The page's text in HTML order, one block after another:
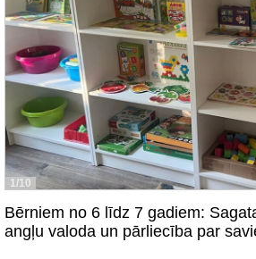
1/10
Bērniem no 6 līdz 7 gadiem:
angļu valoda un pārliecība par